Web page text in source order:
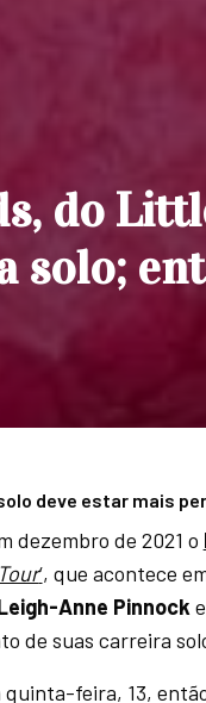
do
solo;
deve estar mais
dezembro de 2021 o
Tour‘, que acontece
Anne Pinnock e
de suas carreira
quinta-feira, 13,